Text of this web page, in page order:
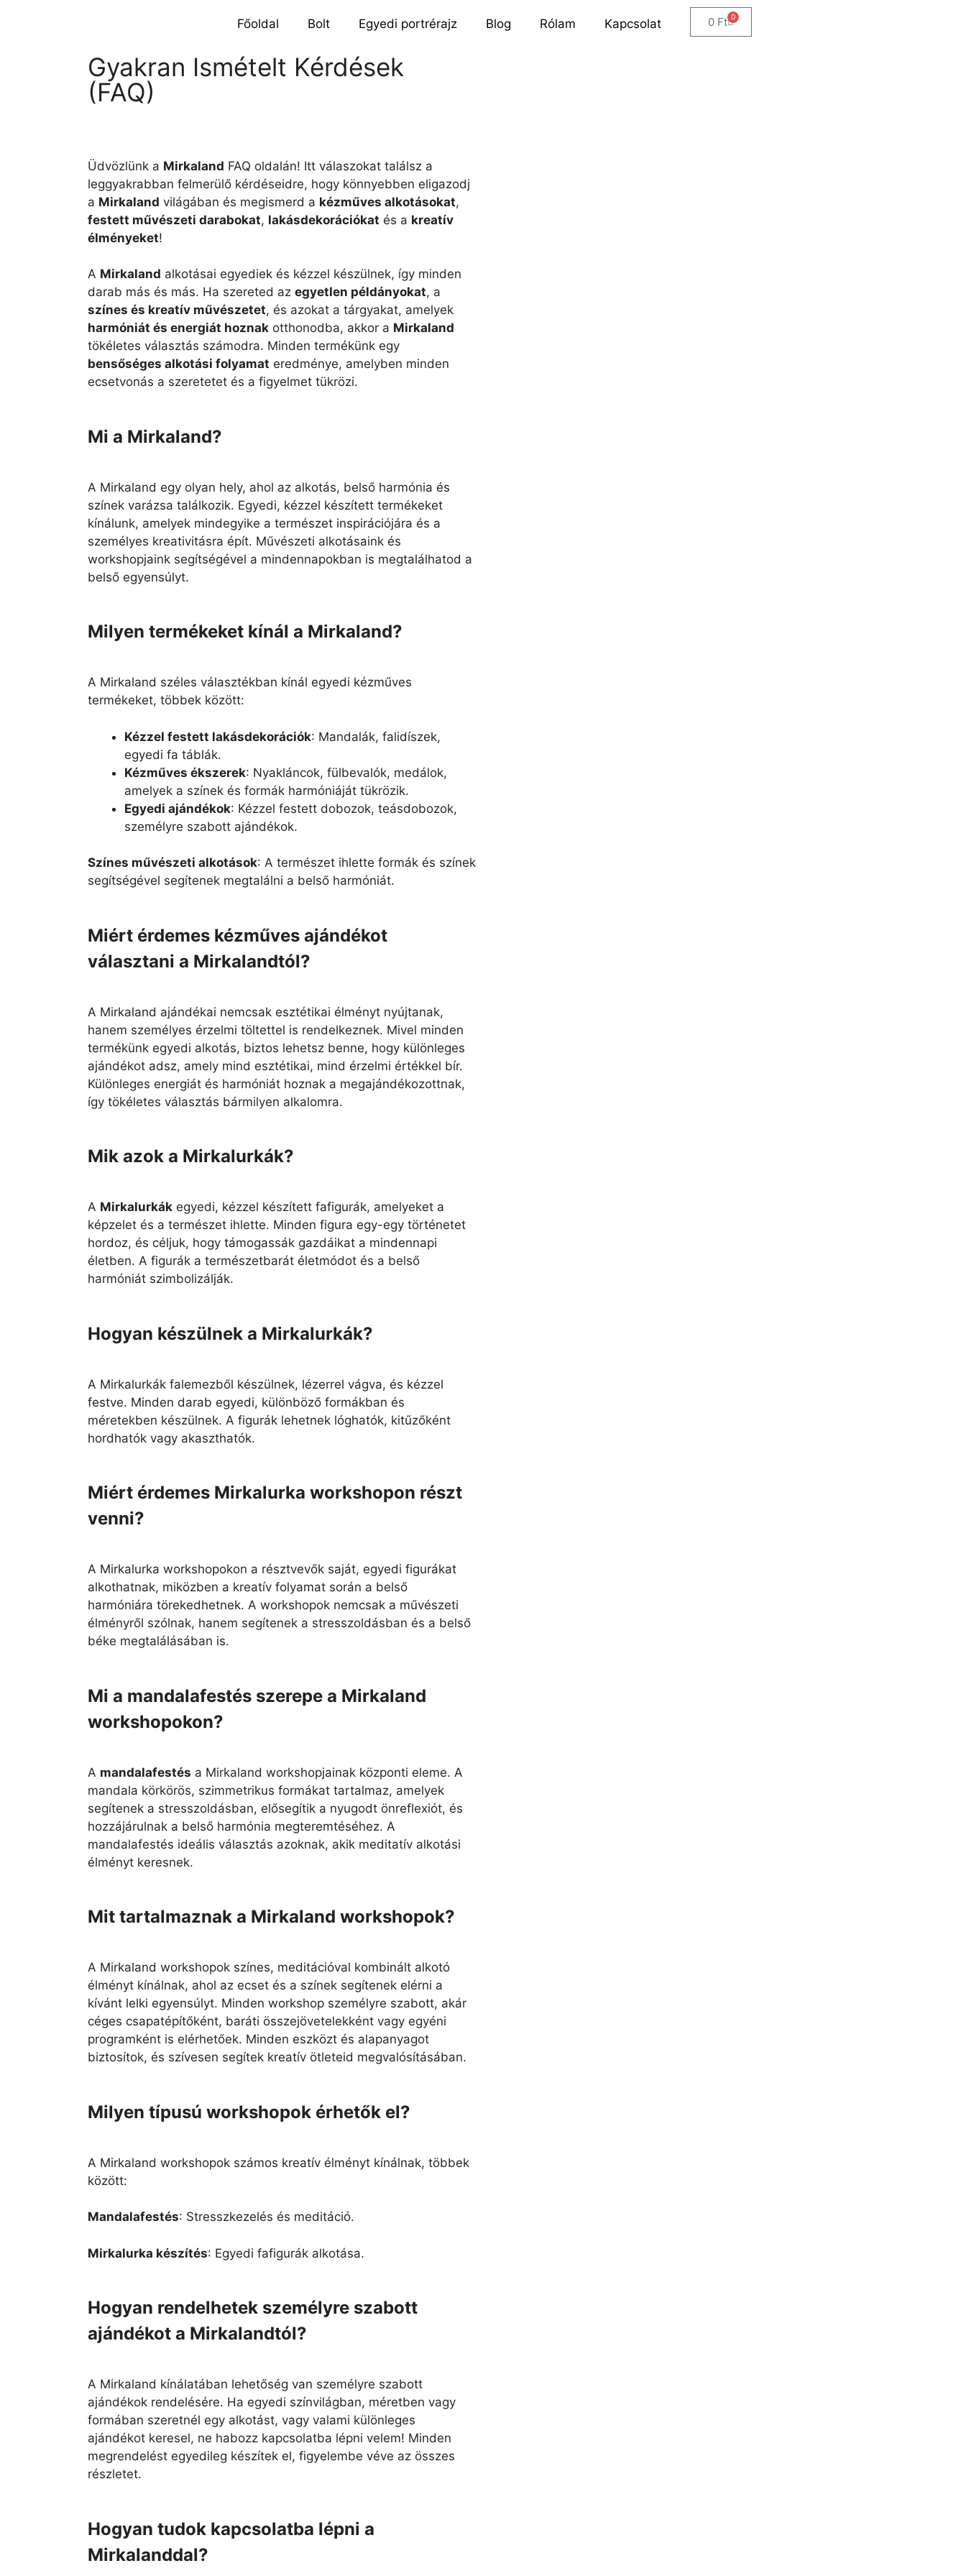
Főoldal Bolt Egyedi portrérajz Blog Rólam Kapcsolat 0 Ft 0
Gyakran Ismételt Kérdések
(FAQ)
Üdvözlünk a Mirkaland FAQ oldalán! Itt válaszokat találsz a
leggyakrabban felmerülő kérdéseidre, hogy könnyebben eligazodj
a Mirkaland világában és megismerd a kézműves alkotásokat,
festett művészeti darabokat, lakásdekorációkat és a kreatív
élményeket!
A Mirkaland alkotásai egyediek és kézzel készülnek, így minden
darab más és más. Ha szereted az egyetlen példányokat, a
színes és kreatív művészetet, és azokat a tárgyakat, amelyek
harmóniát és energiát hoznak otthonodba, akkor a Mirkaland
tökéletes választás számodra. Minden termékünk egy
bensőséges alkotási folyamat eredménye, amelyben minden
ecsetvonás a szeretetet és a figyelmet tükrözi.
Mi a Mirkaland?
A Mirkaland egy olyan hely, ahol az alkotás, belső harmónia és
színek varázsa találkozik. Egyedi, kézzel készített termékeket
kínálunk, amelyek mindegyike a természet inspirációjára és a
személyes kreativitásra épít. Művészeti alkotásaink és
workshopjaink segítségével a mindennapokban is megtalálhatod a
belső egyensúlyt.
Milyen termékeket kínál a Mirkaland?
A Mirkaland széles választékban kínál egyedi kézműves
termékeket, többek között:
Kézzel festett lakásdekorációk: Mandalák, falidíszek,
egyedi fa táblák.
Kézműves ékszerek: Nyakláncok, fülbevalók, medálok,
amelyek a színek és formák harmóniáját tükrözik.
Egyedi ajándékok: Kézzel festett dobozok, teásdobozok,
személyre szabott ajándékok.
Színes művészeti alkotások: A természet ihlette formák és színek
segítségével segítenek megtalálni a belső harmóniát.
Miért érdemes kézműves ajándékot
választani a Mirkalandtól?
A Mirkaland ajándékai nemcsak esztétikai élményt nyújtanak,
hanem személyes érzelmi töltettel is rendelkeznek. Mivel minden
termékünk egyedi alkotás, biztos lehetsz benne, hogy különleges
ajándékot adsz, amely mind esztétikai, mind érzelmi értékkel bír.
Különleges energiát és harmóniát hoznak a megajándékozottnak,
így tökéletes választás bármilyen alkalomra.
Mik azok a Mirkalurkák?
A Mirkalurkák egyedi, kézzel készített fafigurák, amelyeket a
képzelet és a természet ihlette. Minden figura egy-egy történetet
hordoz, és céljuk, hogy támogassák gazdáikat a mindennapi
életben. A figurák a természetbarát életmódot és a belső
harmóniát szimbolizálják.
Hogyan készülnek a Mirkalurkák?
A Mirkalurkák falemezből készülnek, lézerrel vágva, és kézzel
festve. Minden darab egyedi, különböző formákban és
méretekben készülnek. A figurák lehetnek lóghatók, kitűzőként
hordhatók vagy akaszthatók.
Miért érdemes Mirkalurka workshopon részt
venni?
A Mirkalurka workshopokon a résztvevők saját, egyedi figurákat
alkothatnak, miközben a kreatív folyamat során a belső
harmóniára törekedhetnek. A workshopok nemcsak a művészeti
élményről szólnak, hanem segítenek a stresszoldásban és a belső
béke megtalálásában is.
Mi a mandalafestés szerepe a Mirkaland
workshopokon?
A mandalafestés a Mirkaland workshopjainak központi eleme. A
mandala körkörös, szimmetrikus formákat tartalmaz, amelyek
segítenek a stresszoldásban, elősegítik a nyugodt önreflexiót, és
hozzájárulnak a belső harmónia megteremtéséhez. A
mandalafestés ideális választás azoknak, akik meditatív alkotási
élményt keresnek.
Mit tartalmaznak a Mirkaland workshopok?
A Mirkaland workshopok színes, meditációval kombinált alkotó
élményt kínálnak, ahol az ecset és a színek segítenek elérni a
kívánt lelki egyensúlyt. Minden workshop személyre szabott, akár
céges csapatépítőként, baráti összejövetelekként vagy egyéni
programként is elérhetőek. Minden eszközt és alapanyagot
biztosítok, és szívesen segítek kreatív ötleteid megvalósításában.
Milyen típusú workshopok érhetők el?
A Mirkaland workshopok számos kreatív élményt kínálnak, többek
között:
Mandalafestés: Stresszkezelés és meditáció.
Mirkalurka készítés: Egyedi fafigurák alkotása.
Hogyan rendelhetek személyre szabott
ajándékot a Mirkalandtól?
A Mirkaland kínálatában lehetőség van személyre szabott
ajándékok rendelésére. Ha egyedi színvilágban, méretben vagy
formában szeretnél egy alkotást, vagy valami különleges
ajándékot keresel, ne habozz kapcsolatba lépni velem! Minden
megrendelést egyedileg készítek el, figyelembe véve az összes
részletet.
Hogyan tudok kapcsolatba lépni a
Mirkalanddal?